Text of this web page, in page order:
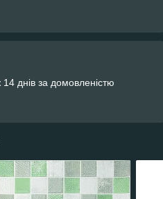
днів за домовленістю